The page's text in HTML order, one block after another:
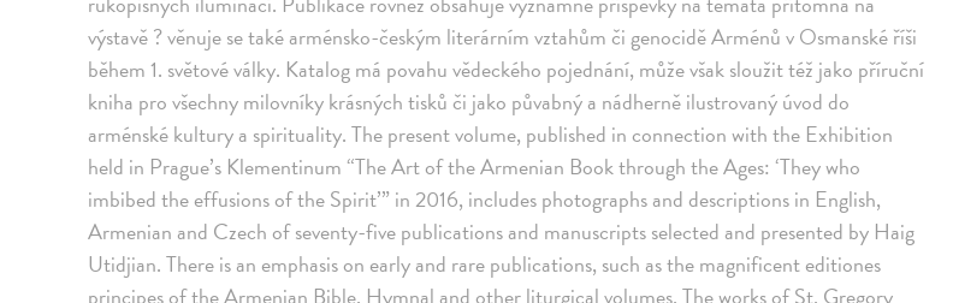
výstavě ? věnuje se také arménsko-českým literárním vztahům či genocidě Arménů v Osmanské říši
během 1. světové války. Katalog má povahu vědeckého pojednání, může však sloužit též jako příruční
kniha pro všechny milovníky krásných tisků či jako půvabný a nádherně ilustrovaný úvod do
arménské kultury a spirituality. The present volume, published in connection with the Exhibition
held in Prague’s Klementinum “The Art of the Armenian Book through the Ages: ‘They who
imbibed the effusions of the Spirit’” in 2016, includes photographs and descriptions in English,
Armenian and Czech of seventy-five publications and manuscripts selected and presented by Haig
Utidjian. There is an emphasis on early and rare publications, such as the magnificent editiones
principes of the Armenian Bible, Hymnal and other liturgical volumes. The works of St. Gregory